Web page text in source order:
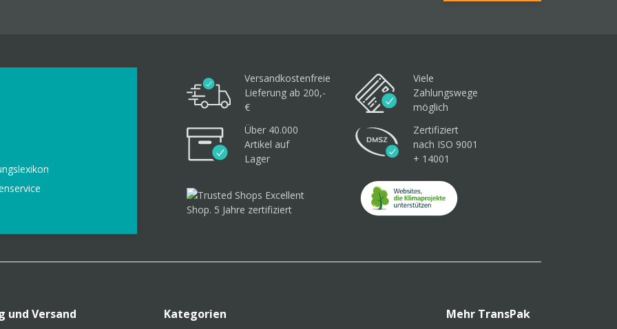
Versandkostenfreie
Lieferung ab 200,-
€
Viele
Zahlungswege
möglich
Über 40.000
Artikel auf
Lager
Zertifiziert
nach ISO 9001
+ 14001
und Versand Kategorien Mehr TransPak